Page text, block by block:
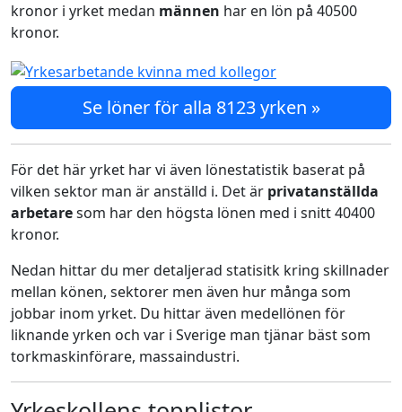
kronor i yrket medan männen har en lön på 40500
kronor.
Se löner för alla 8123 yrken »
För det här yrket har vi även lönestatistik baserat på
vilken sektor man är anställd i. Det är privatanställda
arbetaresom har den högsta lönen med i snitt 40400
kronor.
Nedan hittar du mer detaljerad statisitk kring skillnader
mellan könen, sektorer men även hur många som
jobbar inom yrket. Du hittar även medellönen för
liknande yrken och var i Sverige man tjänar bäst som
torkmaskinförare, massaindustri.